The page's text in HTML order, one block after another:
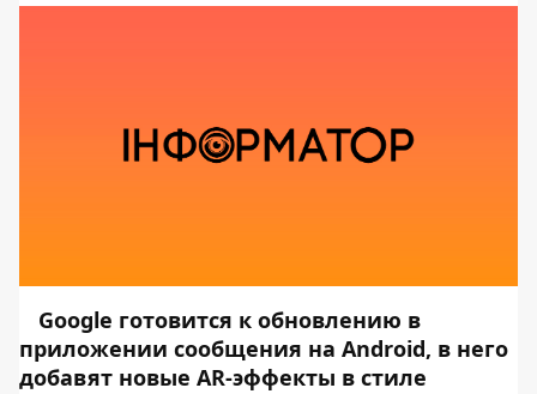
Google готовится к обновлению в
приложении сообщения на Android, в него
добавят новые AR-эффекты в стиле